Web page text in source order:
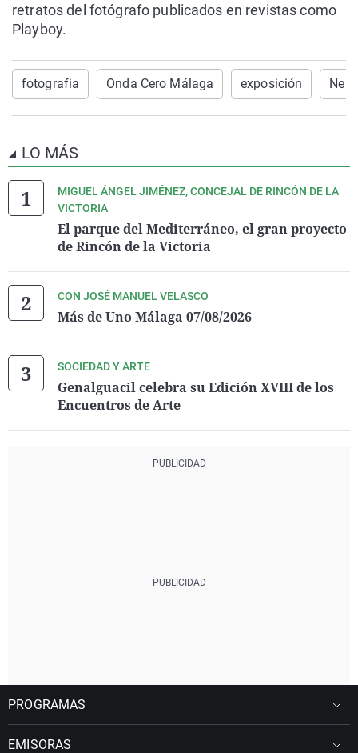
retratos del fotógrafo publicados en revistas como
Playboy.
fotografia Onda Cero Málaga exposición
LO MÁS
MIGUEL ÁNGEL JIMÉNEZ, CONCEJAL DE RINCÓN DE LA
VICTORIA
El parque del Mediterráneo, el gran proyecto
de Rincón de la Victoria
CON JOSÉ MANUEL VELASCO
Más de Uno Málaga 07/08/2026
SOCIEDAD Y ARTE
Genalguacil celebra su Edición XVIII de los
Encuentros de Arte
PROGRAMAS
EMISORAS